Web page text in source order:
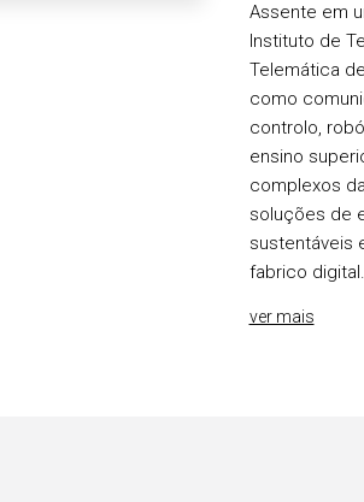
Assente em
Instituto de
Telemática
como
controlo,
ensino
complexos
soluções de
sustentáveis
fabrico
ver mais